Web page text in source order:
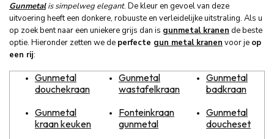
Gunmetalis simpelweg elegant. De kleur en gevoel van deze
uitvoering heeft een donkere, robuuste en verleidelijke uitstraling. Als u
op zoek bent naar een uniekere grijs dan is gunmetal kranen de beste
optie. Hieronder zetten we de perfecte gun metal kranen voor je op
een rij:
Gunmetal
douchekraan
Gunmetal
wastafelkraan
Gunmetal
badkraan
Gunmetal
kraan keuken
Fonteinkraan
gunmetal
Gunmetal
doucheset